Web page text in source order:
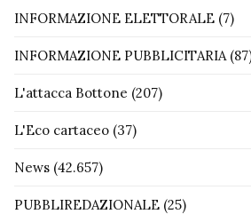
INFORMAZIONE ELETTORALE (7)
INFORMAZIONE PUBBLICITARIA
L'attacca Bottone (207)
L'Eco cartaceo (37)
News (42.657)
PUBBLIREDAZIONALE (25)